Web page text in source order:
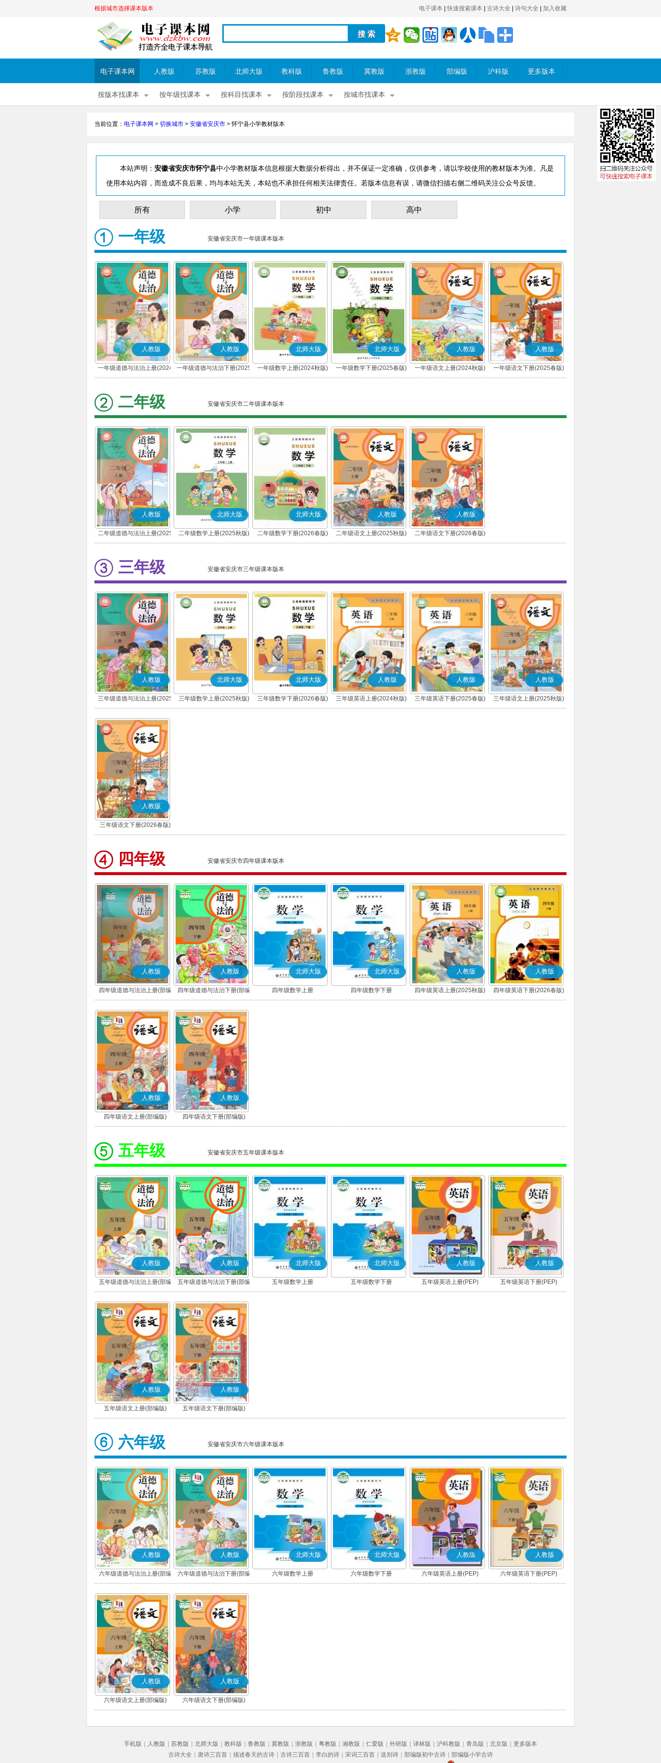
根据城市选择课本版本 电子课本 快速搜索课本 古诗大全 诗句大全 加入收藏
电子课本网 人教版 苏教版 北师大版 教科版 鲁教版 冀教版 浙教版 部编版 沪科版 更多版本
按版本找课本 按年级找课本 按科目找课本 按阶段找课本 按城市找课本
当前位置： 电子课本网 > 切换城市 > 安徽省安庆市 >怀宁县小学教材版本
本站声明： 安徽省安庆市怀宁县中小学教材版本信息根据大数据分析得出，并不保证一定准确，仅供参考，请以学校使用的教材版本为准。凡是
使用本站内容，而造成不良后果，均与本站无关，本站也不承担任何相关法律责任。若版本信息有误，请微信扫描右侧二维码关注公众号反馈。
所有 小学 初中 高中
一年级 安徽省安庆市一年级课本版本
人教版
一年级道德与法治上册(2024
秋版)(部编版)
人教版
一年级道德与法治下册(2025
春版)(部编版)
北师大版
一年级数学上册(2024秋版)
北师大版
一年级数学下册(2025春版)
人教版
一年级语文上册(2024秋版)
(部编版)
人教版
一年级语文下册(2025春版)
(部编版)
二年级 安徽省安庆市二年级课本版本
人教版
二年级道德与法治上册(2025
秋版)(部编版)
北师大版
二年级数学上册(2025秋版)
北师大版
二年级数学下册(2026春版)
人教版
二年级语文上册(2025秋版)
(部编版)
人教版
二年级语文下册(2026春版)
(部编版)
三年级 安徽省安庆市三年级课本版本
人教版
三年级道德与法治上册(2025
秋版)(部编版)
北师大版
三年级数学上册(2025秋版)
北师大版
三年级数学下册(2026春版)
人教版
三年级英语上册(2024秋版)
(PEP)
人教版
三年级英语下册(2025春版)
(PEP)
人教版
三年级语文上册(2025秋版)
(部编版)
人教版
三年级语文下册(2026春版)
(部编版)
四年级 安徽省安庆市四年级课本版本
人教版
四年级道德与法治上册(部编
版)
人教版
四年级道德与法治下册(部编
版)
北师大版
四年级数学上册
北师大版
四年级数学下册
人教版
四年级英语上册(2025秋版)
(PEP)
人教版
四年级英语下册(2026春版)
(PEP)
人教版
四年级语文上册(部编版)
人教版
四年级语文下册(部编版)
五年级 安徽省安庆市五年级课本版本
人教版
五年级道德与法治上册(部编
版)
人教版
五年级道德与法治下册(部编
版)
北师大版
五年级数学上册
北师大版
五年级数学下册
人教版
五年级英语上册(PEP)
人教版
五年级英语下册(PEP)
人教版
五年级语文上册(部编版)
人教版
五年级语文下册(部编版)
六年级 安徽省安庆市六年级课本版本
人教版
六年级道德与法治上册(部编
版)
人教版
六年级道德与法治下册(部编
版)
北师大版
六年级数学上册
北师大版
六年级数学下册
人教版
六年级英语上册(PEP)
人教版
六年级英语下册(PEP)
人教版
六年级语文上册(部编版)
人教版
六年级语文下册(部编版)
手机版 人教版 苏教版 北师大版 教科版 鲁教版 冀教版 浙教版 粤教版 湘教版 仁爱版 外研版 译林版 沪科教版 青岛版 北京版
更多版本
古诗大全
唐诗三百首 描述春天的古诗 古诗三百首 李白的诗 宋词三百首 送别诗 部编版初中古诗 部编版小学古诗